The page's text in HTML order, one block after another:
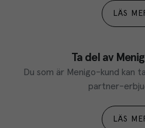
LÄS
Ta del av
Du som är Menigo-kund kan
partner-
LÄS